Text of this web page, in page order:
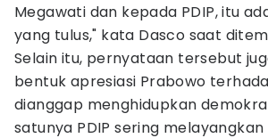
Megawati dan kepada PDIP, itu
yang tulus," kata Dasco saat
Selain itu, pernyataan tersebut
bentuk apresiasi Prabowo
dianggap menghidupkan
satunya PDIP sering